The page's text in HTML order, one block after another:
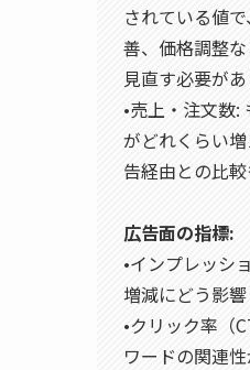
されている値
善、価格調整
見直す必要があ
•売上・注文数
がどれくらい
告経由との比
広告面の指標:
•インプレッシ
増減にどう影
•クリック率（
ワードの関連